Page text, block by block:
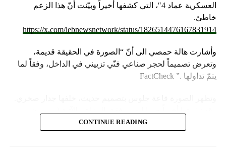
العسكرية عماد 4″، التي كشفها أخيراً وبيّنت أنّ هذا الزعم
خاطئ.
https://x.com/lebnewsnetwork/status/1826514476167831914
وأشارت هالة حمصي الى أنّ “الصورة في الحقيقة قديمة،
وتعرض تصميماً لحجر صناعي فنّي تزييني في الداخل، وفقاً لما
يتمّ تداولها .” FactCheck
تدخل): “صالون الاستقبال بمنشأة عماد 4”.
وأشارت “النهار” الى أنّ “انتشار الصورة جاء في وقت نشر
CONTINUE READING